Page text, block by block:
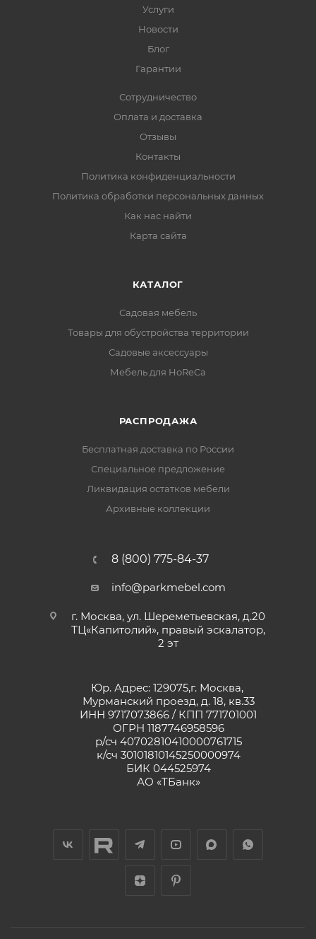
Услуги
Новости
Блог
Гарантии
Сотрудничество
Оплата и доставка
Отзывы
Контакты
Политика конфиденциальности
Политика обработки персональных данных
Как нас найти
Карта сайта
КАТАЛОГ
Садовая мебель
Товары для обустройства территории
Садовые аксессуары
Мебель для HoReCa
РАСПРОДАЖА
Бесплатная доставка по России
Специальное предложение
Ликвидация остатков мебели
Архивные коллекции
8 (800) 775-84-37
info@parkmebel.com
г. Москва, ул. Шереметьевская, д.20
ТЦ«Капитолий», правый эскалатор,
2 эт
Юр. Адрес: 129075,г. Москва,
Мурманский проезд, д. 18, кв.33
ИНН 9717073866 / КПП 771701001
ОГРН 1187746958596
р/сч 40702810410000761715
к/сч 30101810145250000974
БИК 044525974
АО «ТБанк»